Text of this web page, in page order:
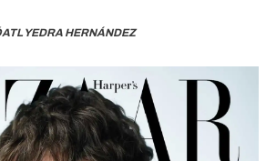
YEDRA HERNÁNDEZ